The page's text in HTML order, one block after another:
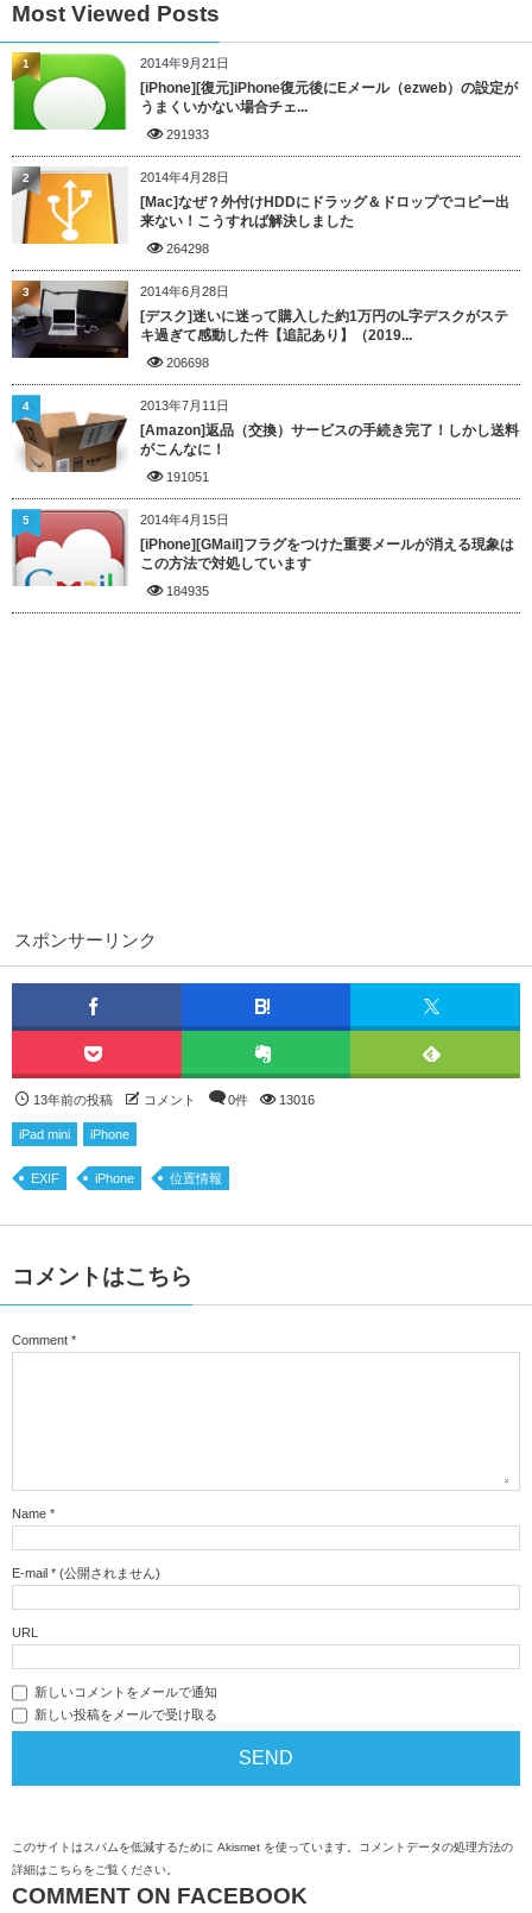
Most Viewed Posts
2014年9月21日
[iPhone][復元]iPhone復元後にEメール（ezweb）の設定が
うまくいかない場合チェ...
291933
1
2014年4月28日
[Mac]なぜ？外付けHDDにドラッグ＆ドロップでコピー出
来ない！こうすれば解決しました
264298
2
2014年6月28日
[デスク]迷いに迷って購入した約1万円のL字デスクがステ
キ過ぎて感動した件【追記あり】（2019...
206698
3
2013年7月11日
[Amazon]返品（交換）サービスの手続き完了！しかし送料
がこんなに！
191051
4
2014年4月15日
[iPhone][GMail]フラグをつけた重要メールが消える現象は
この方法で対処しています
184935
5
スポンサーリンク
13年前の投稿 コメント 0件 13016
iPad mini iPhone
EXIF iPhone 位置情報
コメントはこちら
Comment *
Name *
E-mail * (公開されません)
URL
新しいコメントをメールで通知
新しい投稿をメールで受け取る
このサイトはスパムを低減するために Akismet を使っています。 コメントデータの処理方法の
詳細はこちらをご覧ください。
COMMENT ON FACEBOOK